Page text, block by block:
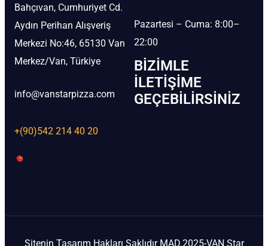
Bahçıvan, Cumhuriyet Cd.
Aydın Perihan Alışveriş
Merkezi No:46, 65130 Van
Merkez/Van, Türkiye
info@vanstarpizza.com
+(90)542 214 40 20
Pazartesi – Cuma: 8:00–
22:00
BIZIMLE
İLETIŞIME
GEÇEBILIRSINIZ
Sitenin Tasarım Hakları Saklıdır MAD.2025-VAN Star